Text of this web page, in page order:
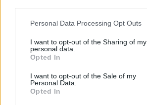
Personal Data Processing Opt Outs
I want to opt-out of the Sharing of my
personal data.
Opted In
I want to opt-out of the Sale of my
Personal Data.
Opted In